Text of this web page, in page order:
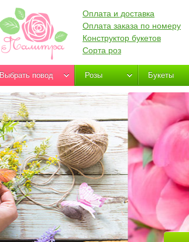
Оплата и доставка
Оплата заказа по номеру
Конструктор букетов
Сорта роз
Выбрать повод Розы Букеты